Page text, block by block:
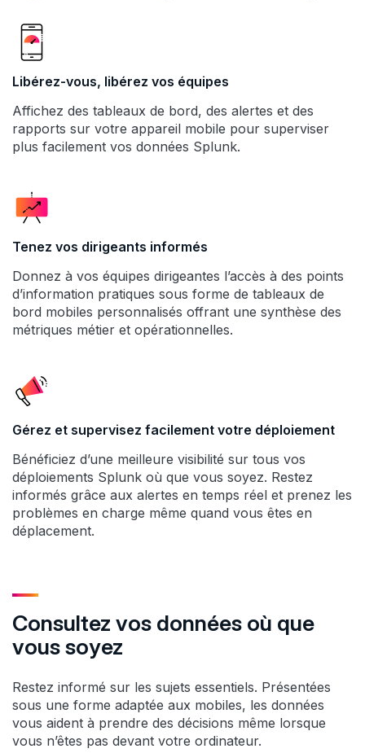
Libérez-vous, libérez vos équipes
Affichez des tableaux de bord, des alertes et des
rapports sur votre appareil mobile pour superviser
plus facilement vos données Splunk.
Tenez vos dirigeants informés
Donnez à vos équipes dirigeantes l’accès à des points
d’information pratiques sous forme de tableaux de
bord mobiles personnalisés offrant une synthèse des
métriques métier et opérationnelles.
Gérez et supervisez facilement votre déploiement
Bénéficiez d’une meilleure visibilité sur tous vos
déploiements Splunk où que vous soyez. Restez
informés grâce aux alertes en temps réel et prenez les
problèmes en charge même quand vous êtes en
déplacement.
Consultez vos données où que
vous soyez
Restez informé sur les sujets essentiels. Présentées
sous une forme adaptée aux mobiles, les données
vous aident à prendre des décisions même lorsque
vous n’êtes pas devant votre ordinateur.